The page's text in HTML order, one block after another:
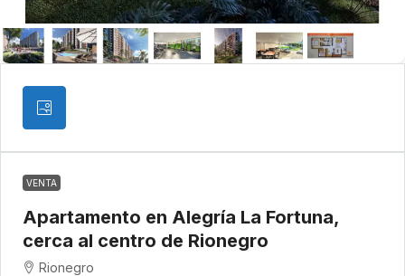
VENTA
Apartamento en Alegría La Fortuna,
cerca al centro de Rionegro
Rionegro